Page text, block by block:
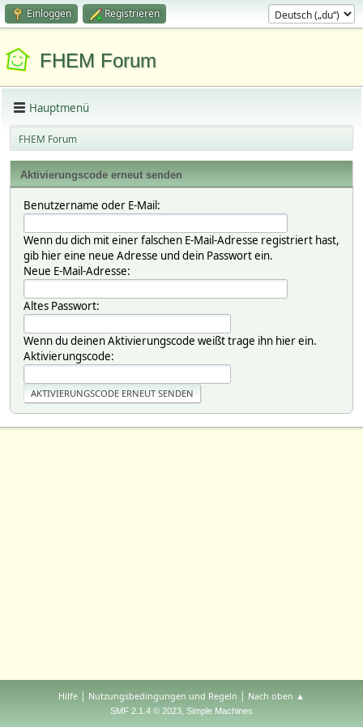
Einloggen Registrieren
FHEM Forum
Hauptmenü
FHEM Forum
Aktivierungscode erneut senden
Benutzername oder E-Mail:
Wenn du dich mit einer falschen E-Mail-Adresse registriert hast,
gib hier eine neue Adresse und dein Passwort ein.
Neue E-Mail-Adresse:
Altes Passwort:
Wenn du deinen Aktivierungscode weißt trage ihn hier ein.
Aktivierungscode:
Hilfe | Nutzungsbedingungen und Regeln | Nach oben ▲
SMF 2.1.4 © 2023, Simple Machines